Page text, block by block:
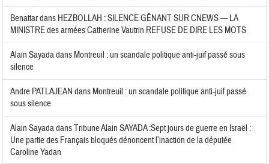
Benattardans HEZBOLLAH : SILENCE GÊNANT SUR CNEWS — LA
MINISTRE des armées Catherine Vautrin REFUSE DE DIRE LES MOTS
Alain Sayadadans Montreuil : un scandale politique anti-juif passé sous
silence
Andre PATLAJEAN dans Montreuil : un scandale politique anti-juif passé
sous silence
Alain SayadadansTribune Alain SAYADA :Sept jours de guerre en Israël :
Une partie des Français bloqués dénoncent l’inaction de la députée
Caroline Yadan